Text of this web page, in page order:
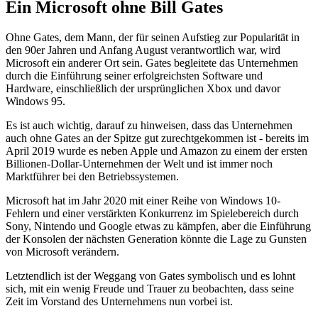
Ein Microsoft ohne Bill Gates
Ohne Gates, dem Mann, der für seinen Aufstieg zur Popularität in
den 90er Jahren und Anfang August verantwortlich war, wird
Microsoft ein anderer Ort sein. Gates begleitete das Unternehmen
durch die Einführung seiner erfolgreichsten Software und
Hardware, einschließlich der ursprünglichen Xbox und davor
Windows 95.
Es ist auch wichtig, darauf zu hinweisen, dass das Unternehmen
auch ohne Gates an der Spitze gut zurechtgekommen ist - bereits im
April 2019 wurde es neben Apple und Amazon zu einem der ersten
Billionen-Dollar-Unternehmen der Welt und ist immer noch
Marktführer bei den Betriebssystemen.
Microsoft hat im Jahr 2020 mit einer Reihe von Windows 10-
Fehlern und einer verstärkten Konkurrenz im Spielebereich durch
Sony, Nintendo und Google etwas zu kämpfen, aber die Einführung
der Konsolen der nächsten Generation könnte die Lage zu Gunsten
von Microsoft verändern.
Letztendlich ist der Weggang von Gates symbolisch und es lohnt
sich, mit ein wenig Freude und Trauer zu beobachten, dass seine
Zeit im Vorstand des Unternehmens nun vorbei ist.